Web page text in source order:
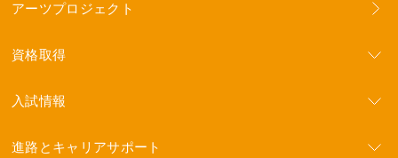
アーツプロジェクト
資格取得
入試情報
進路とキャリアサポート